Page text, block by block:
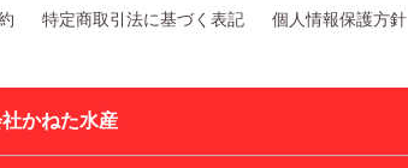
特定商取引法に基づく表記 個人情報保護方針
かねた水産